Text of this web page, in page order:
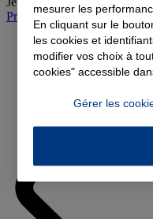
Prendre rendez-vous à
mesurer les
En cliquant sur le
les cookies et
modifier vos choix à
cookies" accessible
Gérer les